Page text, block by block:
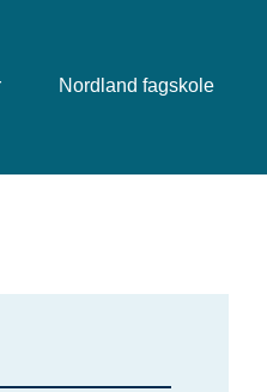
Nordland fagskole